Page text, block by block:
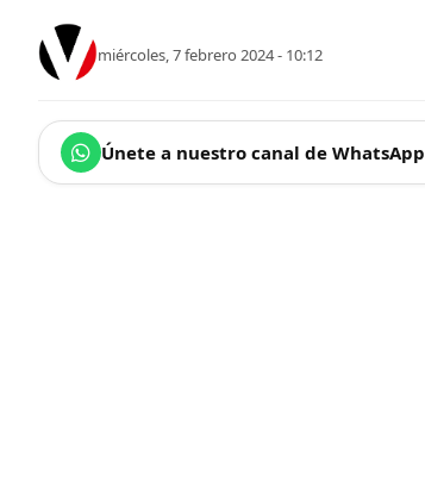
miércoles, 7 febrero 2024 - 10:12
Únete a nuestro canal de WhatsApp